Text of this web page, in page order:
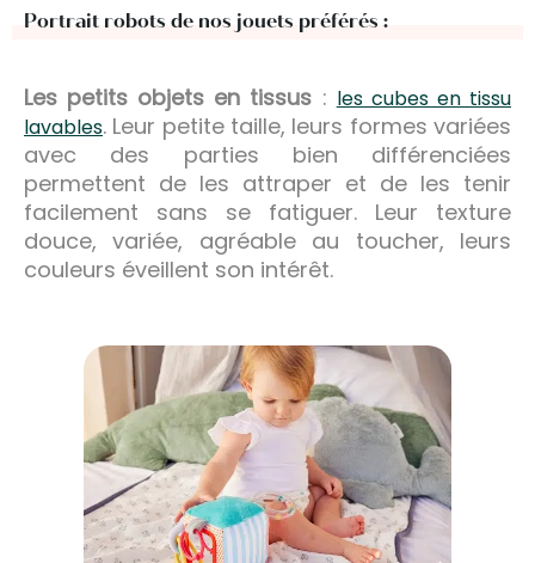
Portrait robots de nos jouets préférés :
Les petits objets en tissus : les cubes en tissu
lavables. Leur petite taille, leurs formes variées
avec des parties bien différenciées
permettent de les attraper et de les tenir
facilement sans se fatiguer. Leur texture
douce, variée, agréable au toucher, leurs
couleurs éveillent son intérêt.